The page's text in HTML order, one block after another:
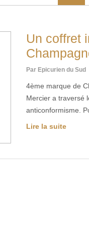
Un coffret
Par Epicurien du Sud
4ème marque de
Mercier a traversé
anticonformisme.
Lire la suite